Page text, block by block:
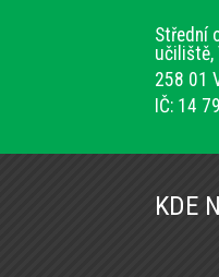
Střední
učiliště,
258 01
IČ: 14
KDE